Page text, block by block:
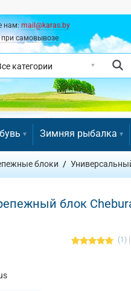
нам:mail@karas.by
при самовывозе
Зимняя рыбалка
блоки
блок
(1)